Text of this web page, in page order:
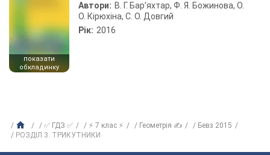
показати
обкладинку
Автори: В. Г. Бар’яхтар, Ф. Я. Божинова, О.
О. Кірюхіна, С. О. Довгий
Рік: 2016
✅ ГДЗ ✅ ⚡ 7 клас ⚡ Геометрія ✍
Бевз 2015
РОЗДІЛ 3. ТРИКУТНИКИ